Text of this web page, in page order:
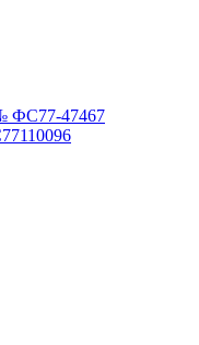
ФС77-47467